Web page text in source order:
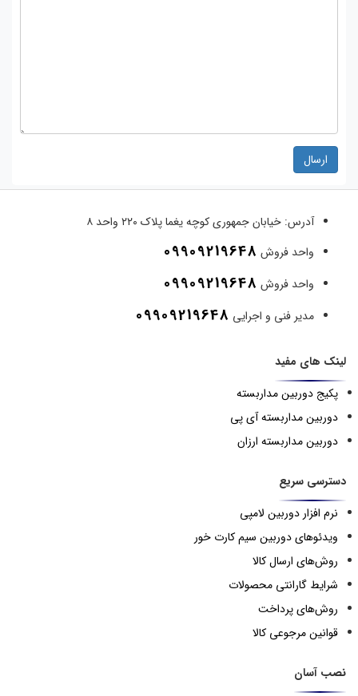
ارسال
آدرس: خیابان جمهوری کوچه یغما پلاک ۲۲۰ واحد ۸
واحد فروش 09909219648
واحد فروش 09909219648
مدیر فنی و اجرایی 09909219648
لینک های مفید
پکیج دوربین مداربسته
دوربین مداربسته آی پی
دوربین مداربسته ارزان
دسترسی سریع
نرم افزار دوربین لامپی
ویدئوهای دوربین سیم کارت خور
روش‌های ارسال کالا
شرایط گارانتی محصولات
روش‌های پرداخت
قوانین مرجوعی کالا
نصب آسان